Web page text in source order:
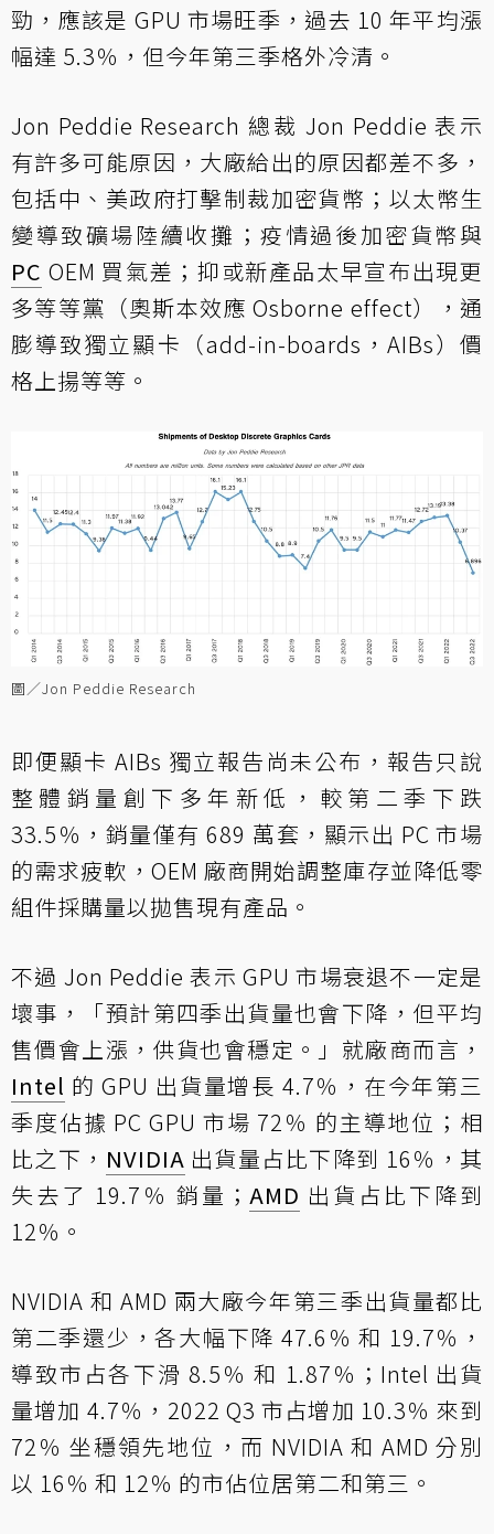
勁，應該是 GPU 市場旺季，過去 10 年平均漲
幅達 5.3％，但今年第三季格外冷清。
Jon Peddie Research 總裁 Jon Peddie 表示
有許多可能原因，大廠給出的原因都差不多，
包括中、美政府打擊制裁加密貨幣；以太幣生
變導致礦場陸續收攤；疫情過後加密貨幣與
PC OEM 買氣差；抑或新產品太早宣布出現更
多等等黨（奧斯本效應 Osborne effect），通
膨導致獨立顯卡（add-in-boards，AIBs）價
格上揚等等。
圖／Jon Peddie Research
即便顯卡 AIBs 獨立報告尚未公布，報告只說
整體銷量創下多年新低，較第二季下跌
33.5％，銷量僅有 689 萬套，顯示出 PC 市場
的需求疲軟，OEM 廠商開始調整庫存並降低零
組件採購量以拋售現有產品。
不過 Jon Peddie 表示 GPU 市場衰退不一定是
壞事，「預計第四季出貨量也會下降，但平均
售價會上漲，供貨也會穩定。」就廠商而言，
Intel 的 GPU 出貨量增長 4.7％，在今年第三
季度佔據 PC GPU 市場 72％ 的主導地位；相
比之下， NVIDIA 出貨量占比下降到 16％，其
失去了 19.7％ 銷量；AMD 出貨占比下降到
12％。
NVIDIA 和 AMD 兩大廠今年第三季出貨量都比
第二季還少，各大幅下降 47.6％ 和 19.7％，
導致市占各下滑 8.5％ 和 1.87％；Intel 出貨
量增加 4.7％，2022 Q3 市占增加 10.3％ 來到
72％ 坐穩領先地位，而 NVIDIA 和 AMD 分別
以 16％ 和 12％ 的市佔位居第二和第三。